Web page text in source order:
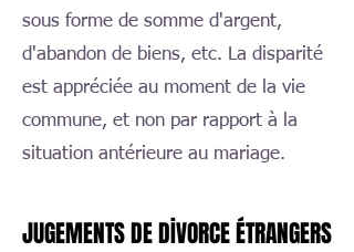
sous forme de somme d'argent,
d'abandon de biens, etc. La disparité
est appréciée au moment de la vie
commune, et non par rapport à la
situation antérieure au mariage.
JUGEMENTS DE DIVORCE ÉTRANGERS
JUGEMENTS DE DIVORCE ÉTRANGERS